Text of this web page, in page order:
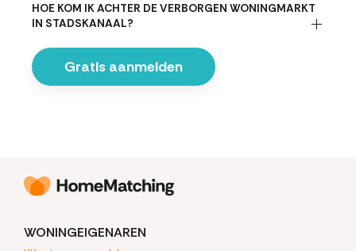
HOE KOM IK ACHTER DE VERBORGEN WONINGMARKT
IN STADSKANAAL?
Gratis aanmelden
WONINGEIGENAREN